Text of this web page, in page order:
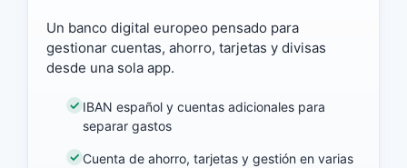
Un banco digital europeo pensado para
gestionar cuentas, ahorro, tarjetas y divisas
desde una sola app.
IBAN español y cuentas adicionales para
separar gastos
Cuenta de ahorro, tarjetas y gestión en varias